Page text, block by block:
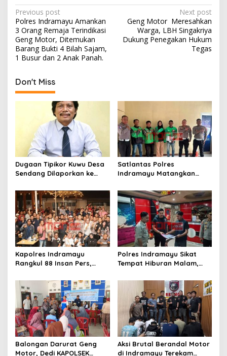
o
k
n
P
o
s
t
a
v
t
i
n
Previous post
Polres Indramayu Amankan
3 Orang Remaja Terindikasi
Geng Motor, Ditemukan
Barang Bukti 4 Bilah Sajam,
1 Busur dan 2 Anak Panah.
Next post
Geng Motor Meresahkan
Warga, LBH Singakriya
Dukung Penegakan Hukum
Tegas
Don't Miss
Dugaan Tipikor Kuwu Desa
Sendang Dilaporkan ke
Bisa Diambil Alih Bupati
Indramayu – Hukum Harus
Berjalan Bebas Tanpa
Campur Tangan
Satlantas Polres
Indramayu Matangkan
Menyapa Ojol”, Perkuat
Sinergi Demi Keselamatan
Berlalu Lintas
Kapolres Indramayu
Rangkul 88 Insan Pers,
Pelayanan Cepat dan
Keterbukaan Informasi
Polres Indramayu Sikat
Tempat Hiburan Malam,
Razia Gabungan Persempit
Ruang Peredaran Narkoba
Balongan Darurat Geng
Motor, Dedi KAPOLSEK
Aksi Brutal Berandal Motor
di Indramayu Terekam